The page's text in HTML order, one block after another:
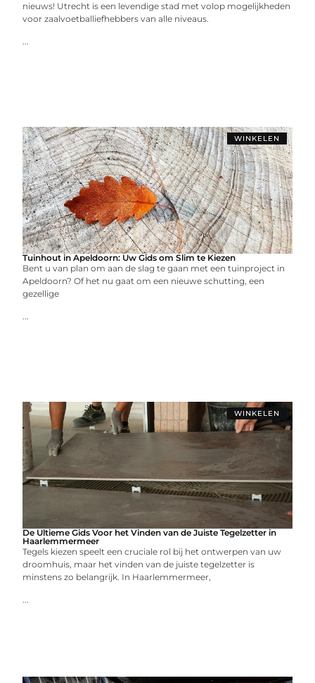
nieuws! Utrecht is een levendige stad met volop mogelijkheden
voor zaalvoetballiefhebbers van alle niveaus.
...
WINKELEN
Tuinhout in Apeldoorn: Uw Gids om Slim te Kiezen
Bent u van plan om aan de slag te gaan met een tuinproject in
Apeldoorn? Of het nu gaat om een nieuwe schutting, een
gezellige
...
WINKELEN
De Ultieme Gids Voor het Vinden van de Juiste Tegelzetter in
Haarlemmermeer
Tegels kiezen speelt een cruciale rol bij het ontwerpen van uw
droomhuis, maar het vinden van de juiste tegelzetter is
minstens zo belangrijk. In Haarlemmermeer,
...